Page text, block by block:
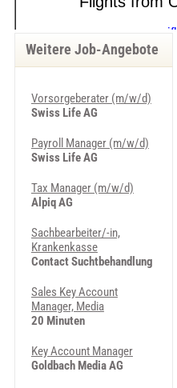
Weitere Job-Angebote
Vorsorgeberater (m/w/d)
Swiss Life AG
Payroll Manager (m/w/d)
Swiss Life AG
Tax Manager (m/w/d)
Alpiq AG
Sachbearbeiter/-in,
Krankenkasse
Contact Suchtbehandlung
Sales Key Account
Manager, Media
20 Minuten
Key Account Manager
Goldbach Media AG